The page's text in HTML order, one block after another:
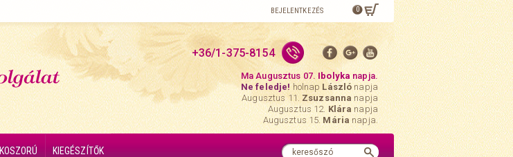
BEJELENTKEZÉS 0
+36/1-375-8154
Ma Augusztus 07.Ibolyka napja.
Ne feledje! holnap Lászlónapja
Augusztus 11. Zsuzsannanapja
Augusztus 12.Kláranapja
Augusztus 15.Mária napja.
KOSZORÚ KIEGÉSZÍTŐK